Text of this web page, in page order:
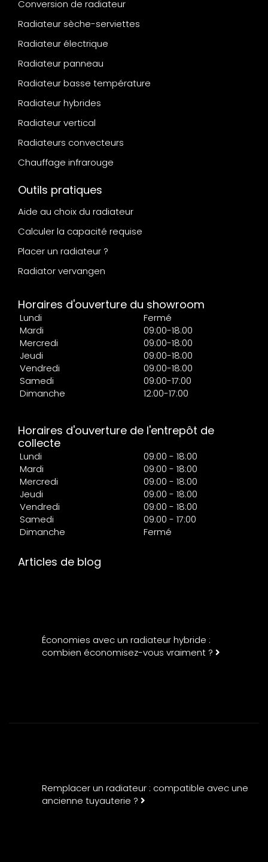
Conversion de radiateur
Radiateur sèche-serviettes
Radiateur électrique
Radiateur panneau
Radiateur basse température
Radiateur hybrides
Radiateur vertical
Radiateurs convecteurs
Chauffage infrarouge
Outils pratiques
Aide au choix du radiateur
Calculer la capacité requise
Placer un radiateur ?
Radiator vervangen
Horaires d'ouverture du showroom
Lundi
Fermé
Mardi
09:00-18:00
Mercredi
09:00-18:00
Jeudi
09:00-18:00
Vendredi
09:00-18:00
Samedi
09:00-17:00
Dimanche
12:00-17:00
Horaires d'ouverture de l'entrepôt de
collecte
Lundi
09:00 - 18:00
Mardi
09:00 - 18:00
Mercredi
09:00 - 18:00
Jeudi
09:00 - 18:00
Vendredi
09:00 - 18:00
Samedi
09:00 - 17:00
Dimanche
Fermé
Articles de blog
Économies avec un radiateur hybride :
combien économisez-vous vraiment ?
Remplacer un radiateur : compatible avec une
ancienne tuyauterie ?